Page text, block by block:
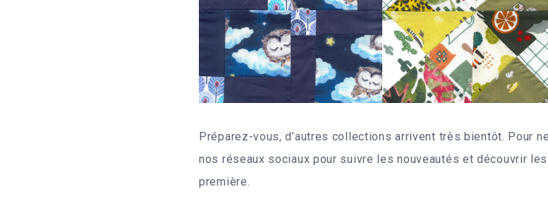
Préparez-vous, d’autres collections arrivent très bientôt. Pour
nos réseaux sociaux pour suivre les nouveautés et découvrir
première.